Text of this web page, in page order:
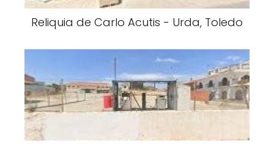
Reliquia de Carlo Acutis - Urda, Toledo